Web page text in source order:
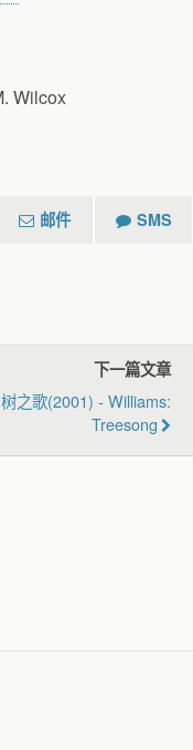
Wilcox
邮件 SMS
下一篇文章
树之歌(2001) - Williams:
Treesong